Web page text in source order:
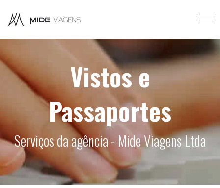
Vistos e
Passaportes
Serviços da agência - Mide Viagens Ltda